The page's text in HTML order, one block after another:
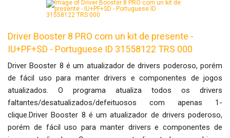
Driver Booster 8 PRO com un kit de presente -
IU+PF+SD - Portuguese ID 31558122 TRS 000
Driver Booster 8 é um atualizador de drivers poderoso, porém
de fácil uso para manter drivers e componentes de jogos
atualizados. O programa atualiza todos os drivers
faltantes/desatualizados/defeituosos com apenas 1-
clique.Driver Booster 8 é um atualizador de drivers poderoso,
porém de fácil uso para manter drivers e componentes de